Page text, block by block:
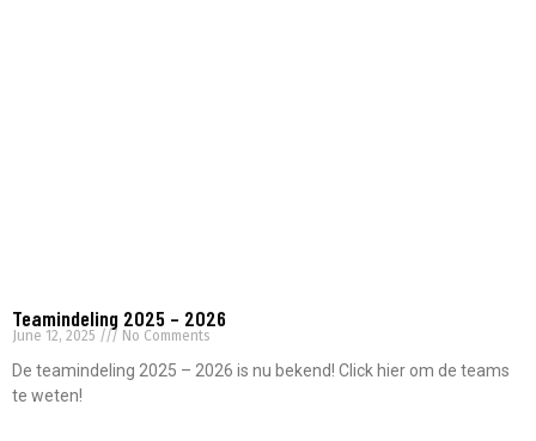
Teamindeling 2025 – 2026
June 12, 2025 No Comments
De teamindeling 2025 – 2026 is nu bekend! Click hier om de teams
te weten!